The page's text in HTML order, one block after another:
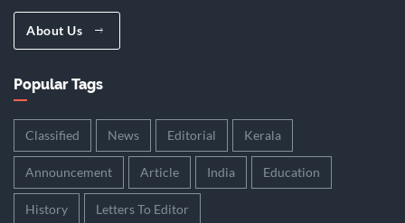
About Us
Popular Tags
Classified News Editorial Kerala
Announcement Article India Education
History Letters To Editor